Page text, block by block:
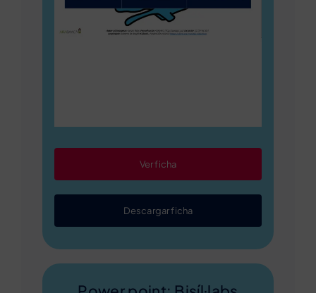
Ver ficha
Descargar ficha